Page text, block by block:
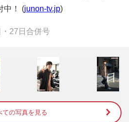
中！ (junon-tv.jp)
27日合併号
ての写真を見る